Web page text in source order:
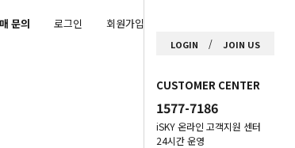
문의 로그인 회원가입
LOGIN / JOIN US
CUSTOMER CENTER
1577-7186
iSKY 온라인 고객지원 센터
24시간 운영